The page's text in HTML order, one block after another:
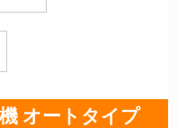
オートタイプ